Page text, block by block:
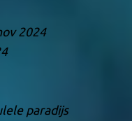
2024
paradijs